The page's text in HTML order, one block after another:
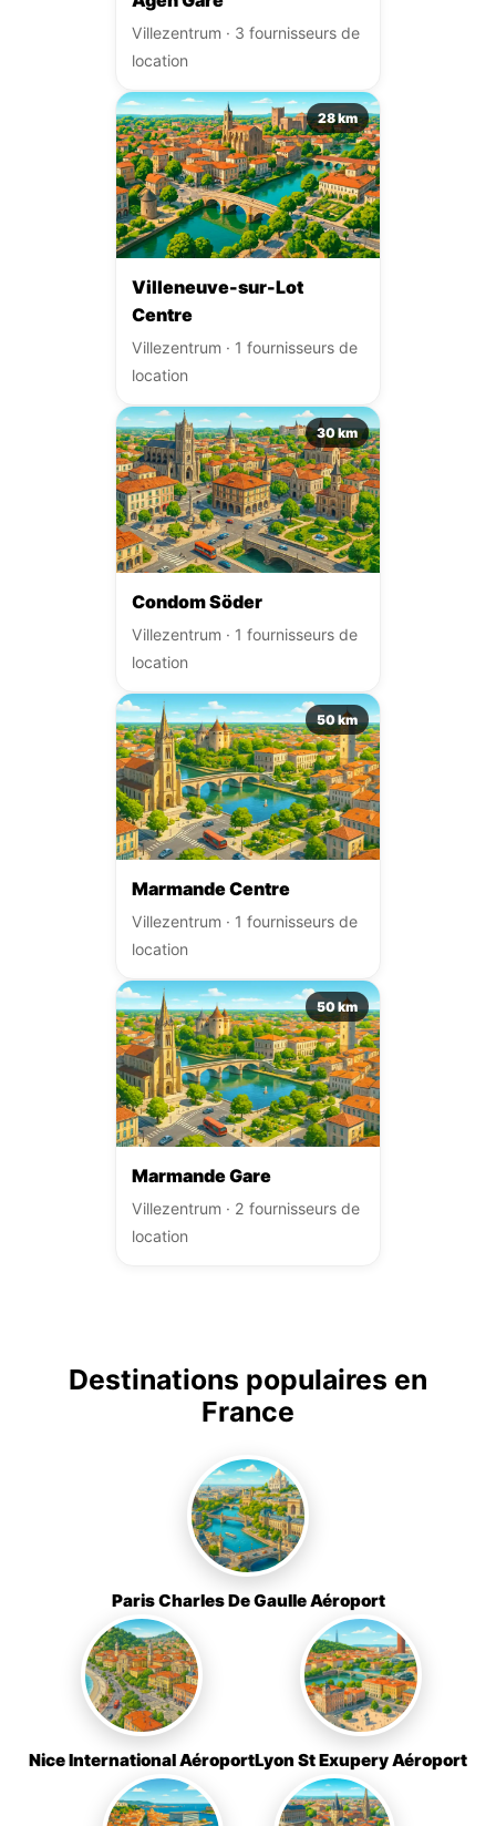
Villezentrum · 3 fournisseurs de
location
28 km
Villeneuve-sur-Lot
Centre
Villezentrum · 1 fournisseurs de
location
30 km
Condom Söder
Villezentrum · 1 fournisseurs de
location
50 km
Marmande Centre
Villezentrum · 1 fournisseurs de
location
50 km
Marmande Gare
Villezentrum · 2 fournisseurs de
location
Destinations populaires en
France
Paris Charles De Gaulle Aéroport
Nice International AéroportLyon St Exupery Aéroport